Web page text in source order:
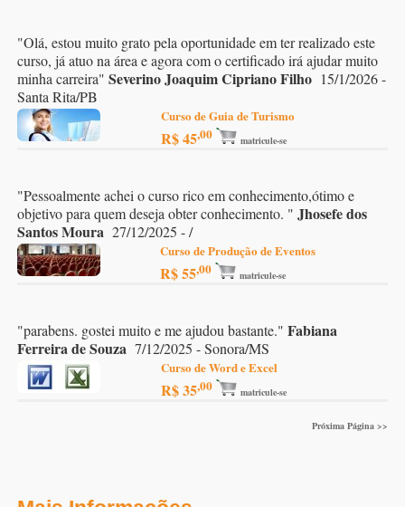
"Olá, estou muito grato pela oportunidade em ter realizado este
curso, já atuo na área e agora com o certificado irá ajudar muito
minha carreira" Severino Joaquim Cipriano Filho 15/1/2026 -
Santa Rita/PB
Curso de Guia de Turismo
R$ 45,00 matricule-se
"Pessoalmente achei o curso rico em conhecimento,ótimo e
objetivo para quem deseja obter conhecimento. " Jhosefe dos
Santos Moura 27/12/2025 - /
Curso de Produção de Eventos
R$ 55,00 matricule-se
"parabens. gostei muito e me ajudou bastante." Fabiana
Ferreira de Souza 7/12/2025 - Sonora/MS
Curso de Word e Excel
R$ 35,00 matricule-se
Próxima Página >>